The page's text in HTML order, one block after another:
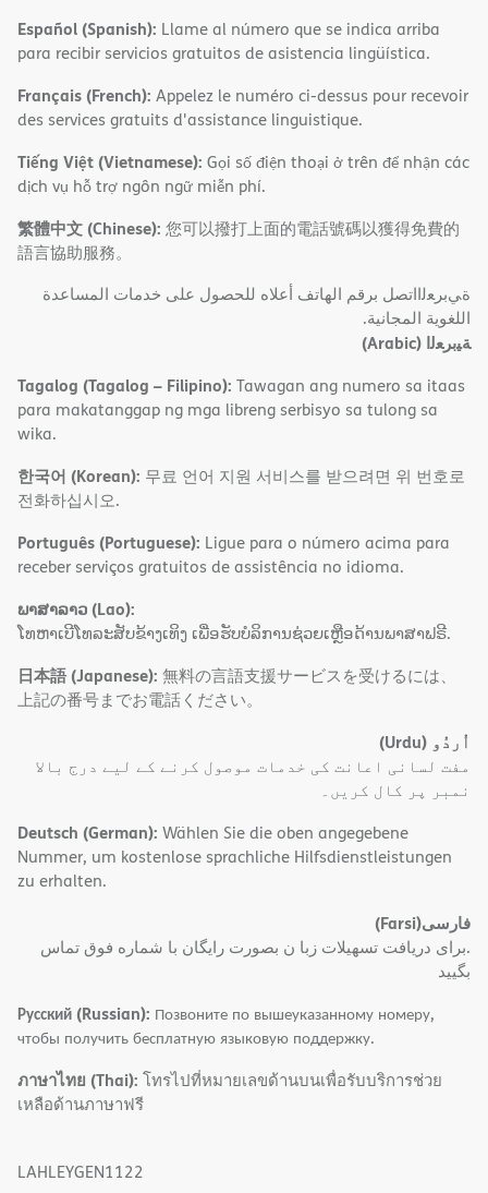
Español (Spanish): Llame al número que se indica arriba
para recibir servicios gratuitos de asistencia lingüística.
Français (French): Appelez le numéro ci-dessus pour recevoir
des services gratuits d'assistance linguistique.
Tiếng Việt (Vietnamese): Gọi số điện thoại ở trên để nhận các
dịch vụ hỗ trợ ngôn ngữ miễn phí.
繁體中文 (Chinese): 您可以撥打上面的電話號碼以獲得免費的
語言協助服務。
ةﻲﺑﺮﻌﻟااﺗﺼﻞ ﺑﺮﻗﻢ اﻟﮭﺎﺗﻒ أﻋﻼه ﻟﻠﺤﺼﻮل ﻋﻠﻰ ﺧﺪﻣﺎت اﻟﻤﺴﺎﻋﺪة
اﻟﻠﻐﻮﯾﺔ اﻟﻤﺠﺎﻧﯿﺔ.
ﺔﯿﺑﺮﻌﻟا (Arabic)
Tagalog (Tagalog – Filipino): Tawagan ang numero sa itaas
para makatanggap ng mga libreng serbisyo sa tulong sa
wika.
한국어 (Korean): 무료 언어 지원 서비스를 받으려면 위 번호로
전화하십시오.
Português (Portuguese): Ligue para o número acima para
receber serviços gratuitos de assistência no idioma.
ພາສາລາວ (Lao):
ໂທຫາເບີໂທລະສັບຂ້າງເທິງ ເພື່ອຮັບບໍລິການຊ່ວຍເຫຼືອດ້ານພາສາຟຣີ.
日本語 (Japanese): 無料の言語支援サービスを受けるには、
上記の番号までお電話ください。
اُردُو (Urdu)
مفت لسانی اعانت کی خدمات موصول کرنے کے لیے درج بالا
نمبر پر کال کریں۔
Deutsch (German): Wählen Sie die oben angegebene
Nummer, um kostenlose sprachliche Hilfsdienstleistungen
zu erhalten.
فارسی(Farsi)
.برای دریافت تسهیلات زبا ن بصورت رایگان با شماره فوق تماس
بگیید
Русский (Russian): Позвоните по вышеуказанному номеру,
чтобы получить бесплатную языковую поддержку.
ภาษาไทย (Thai): โทรไปที่หมายเลขด้านบนเพื่อรับบริการช่วย
เหลือด้านภาษาฟรี
LAHLEYGEN1122